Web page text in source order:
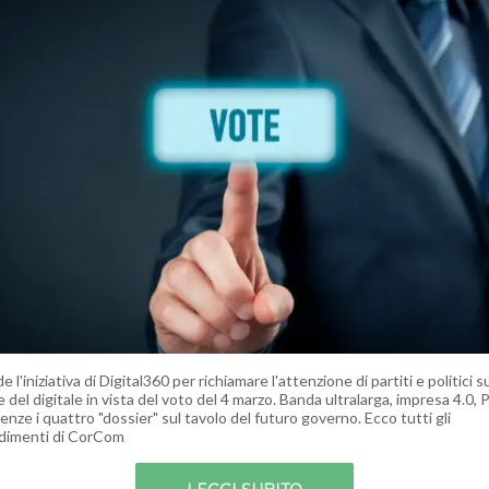
l'iniziativa di Digital360 per richiamare l'attenzione di partiti e politici
del digitale in vista del voto del 4 marzo. Banda ultralarga, impresa 4.0,
i quattro "dossier" sul tavolo del futuro governo. Ecco tutti gli
di CorCom